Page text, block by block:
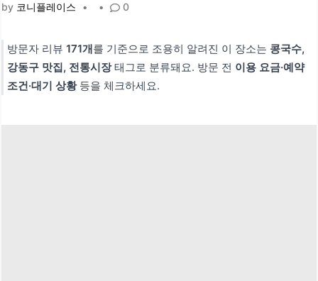
by 코니플레이스 • • 0
방문자 리뷰171개를 기준으로 조용히 알려진 이 장소는 콩국수,
강동구 맛집, 전통시장태그로 분류돼요. 방문 전 이용 요금·예약
조건·대기 상황등을 체크하세요.